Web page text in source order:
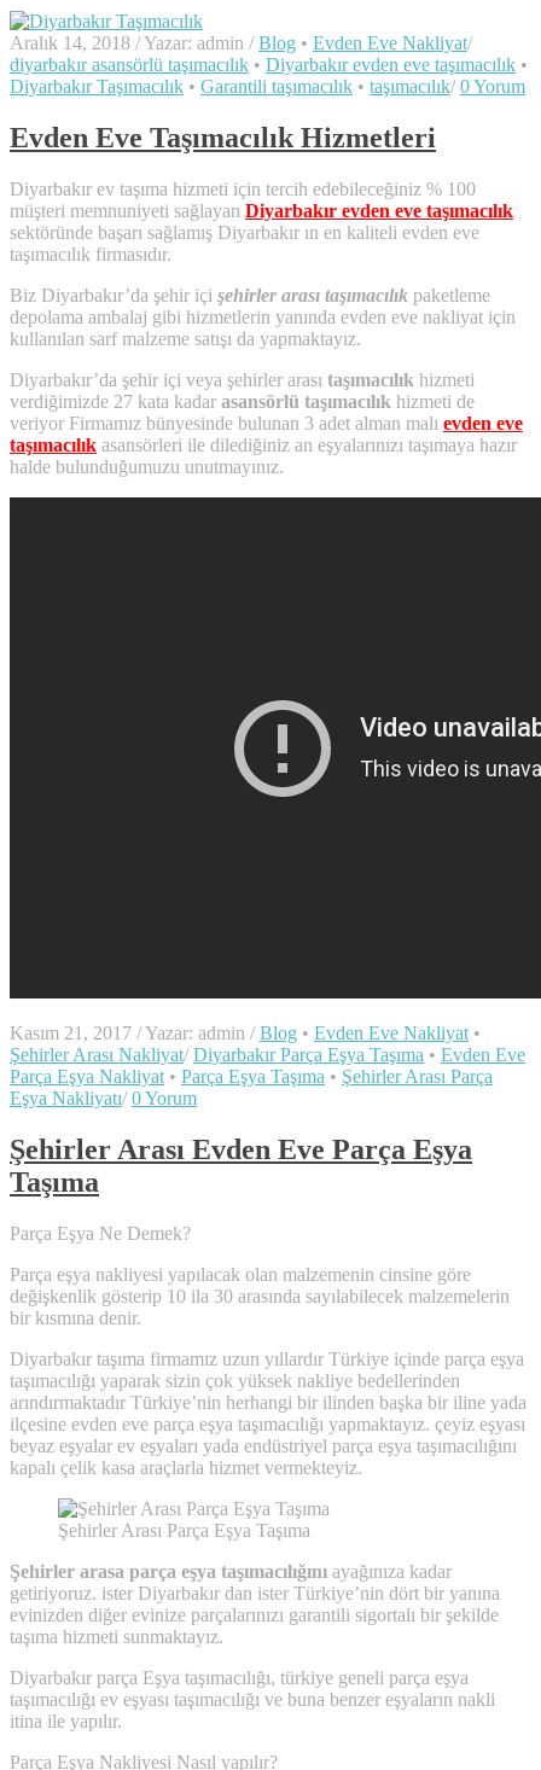
Aralık 14, 2018 /Yazar: admin / Blog • Evden Eve Nakliyat/
diyarbakır asansörlü taşımacılık • Diyarbakır evden eve taşımacılık •
Diyarbakır Taşımacılık • Garantili taşımacılık • taşımacılık/ 0 Yorum
Evden Eve Taşımacılık Hizmetleri
Diyarbakır ev taşıma hizmeti için tercih edebileceğiniz % 100
müşteri memnuniyeti sağlayan Diyarbakır evden eve taşımacılık
sektöründe başarı sağlamış Diyarbakır ın en kaliteli evden eve
taşımacılık firmasıdır.
Biz Diyarbakır’da şehir içi şehirler arası taşımacılık paketleme
depolama ambalaj gibi hizmetlerin yanında evden eve nakliyat için
kullanılan sarf malzeme satışı da yapmaktayız.
Diyarbakır’da şehir içi veya şehirler arası taşımacılık hizmeti
verdiğimizde 27 kata kadar asansörlü taşımacılık hizmeti de
veriyor Firmamız bünyesinde bulunan 3 adet alman malı evden eve
taşımacılık asansörleri ile dilediğiniz an eşyalarınızı taşımaya hazır
halde bulunduğumuzu unutmayınız.
Kasım 21, 2017 /Yazar: admin / Blog • Evden Eve Nakliyat •
Şehirler Arası Nakliyat/ Diyarbakır Parça Eşya Taşıma • Evden Eve
Parça Eşya Nakliyat • Parça Eşya Taşıma • Şehirler Arası Parça
Eşya Nakliyatı/ 0 Yorum
Şehirler Arası Evden Eve Parça Eşya
Taşıma
Parça Eşya Ne Demek?
Parça eşya nakliyesi yapılacak olan malzemenin cinsine göre
değişkenlik gösterip 10 ila 30 arasında sayılabilecek malzemelerin
bir kısmına denir.
Diyarbakır taşıma firmamız uzun yıllardır Türkiye içinde parça eşya
taşımacılığı yaparak sizin çok yüksek nakliye bedellerinden
arındırmaktadır Türkiye’nin herhangi bir ilinden başka bir iline yada
ilçesine evden eve parça eşya taşımacılığı yapmaktayız. çeyiz eşyası
beyaz eşyalar ev eşyaları yada endüstriyel parça eşya taşımacılığını
kapalı çelik kasa araçlarla hizmet vermekteyiz.
Şehirler Arası Parça Eşya Taşıma
Şehirler arasa parça eşya taşımacılığını ayağınıza kadar
getiriyoruz. ister Diyarbakır dan ister Türkiye’nin dört bir yanına
evinizden diğer evinize parçalarınızı garantili sigortalı bir şekilde
taşıma hizmeti sunmaktayız.
Diyarbakır parça Eşya taşımacılığı, türkiye geneli parça eşya
taşımacılığı ev eşyası taşımacılığı ve buna benzer eşyaların nakli
itina ile yapılır.
Parça Eşya Nakliyesi Nasıl yapılır?